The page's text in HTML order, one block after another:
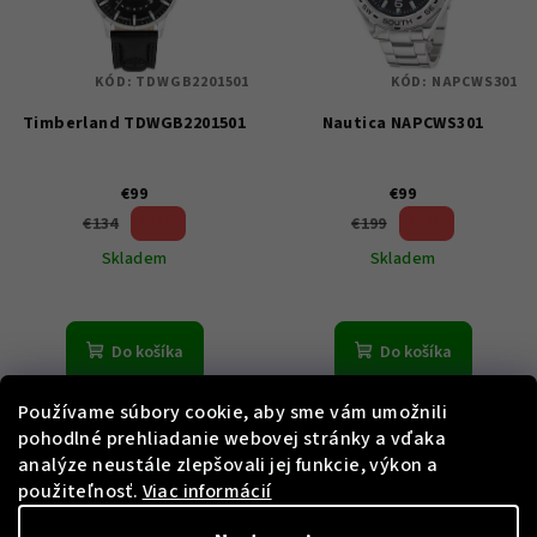
Používame súbory cookie, aby sme vám umožnili
pohodlné prehliadanie webovej stránky a vďaka
analýze neustále zlepšovali jej funkcie, výkon a
použiteľnosť. Viac informácií
Timberland TDWGB2201501
€99
€134
Skladem
Do košíka
KÓD: TDWGB2201501
Nautica NAPCWS301
€99
€199
Skladem
Do košíka
KÓD: NAPCWS301